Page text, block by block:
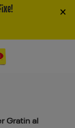
×
Gratin al